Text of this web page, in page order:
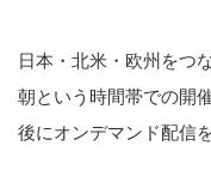
日本・北米・欧州をつ
朝という時間帯での開
後にオンデマンド配信